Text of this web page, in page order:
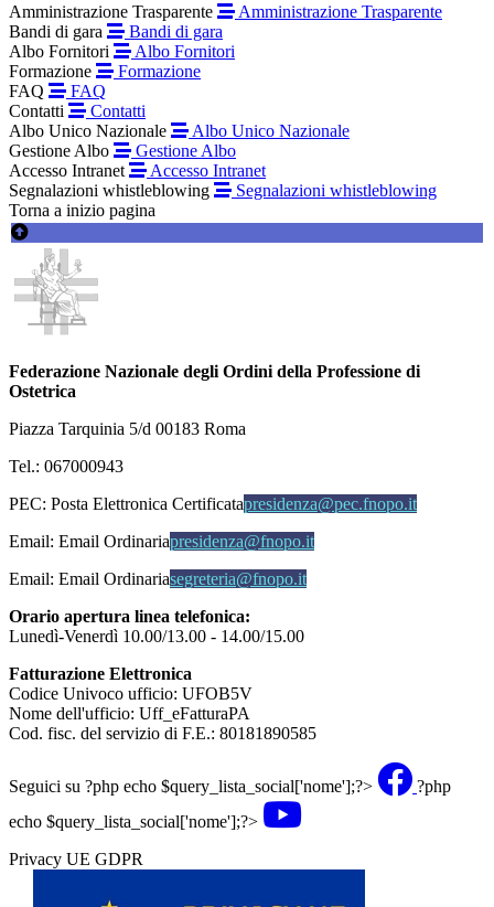
Amministrazione Trasparente
Amministrazione Trasparente
Bandi di gara
Bandi di gara
Albo Fornitori
Albo Fornitori
Formazione
Formazione
FAQ
FAQ
Contatti
Contatti
Albo Unico Nazionale
Albo Unico Nazionale
Gestione Albo
Gestione Albo
Accesso Intranet
Accesso Intranet
Segnalazioni whistleblowing
Segnalazioni whistleblowing
Torna a inizio pagina
Federazione Nazionale degli Ordini della Professione di
Ostetrica
Piazza Tarquinia 5/d 00183 Roma
Tel.: 067000943
PEC: Posta Elettronica Certificatapresidenza@pec.fnopo.it
Email: Email Ordinariapresidenza@fnopo.it
Email: Email Ordinariasegreteria@fnopo.it
Orario apertura linea telefonica:
Lunedì-Venerdì 10.00/13.00 - 14.00/15.00
Fatturazione Elettronica
Codice Univoco ufficio: UFOB5V
Nome dell'ufficio: Uff_eFatturaPA
Cod. fisc. del servizio di F.E.: 80181890585
Seguici su ?php echo $query_lista_social['nome'];?>
?php
echo $query_lista_social['nome'];?>
Privacy UE GDPR